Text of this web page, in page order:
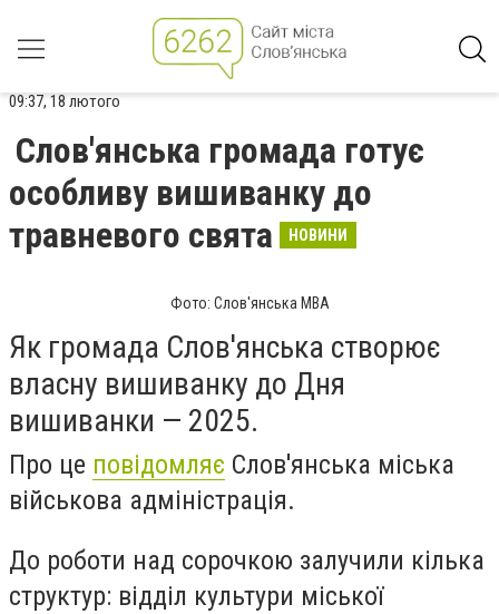
09:37, 18 лютого
Слов'янська громада готує
особливу вишиванку до
травневого свята
НОВИНИ
Фото: Слов'янська МВА
Як громада Слов'янська створює
власну вишиванку до Дня
вишиванки — 2025.
Про це повідомляє Слов'янська міська
військова адміністрація.
До роботи над сорочкою залучили кілька
структур: відділ культури міської